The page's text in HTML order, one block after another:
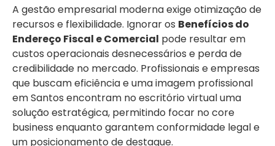
A gestão empresarial moderna exige otimização de
recursos e flexibilidade. Ignorar os Benefícios do
Endereço Fiscal e Comercial pode resultar em
custos operacionais desnecessários e perda de
credibilidade no mercado. Profissionais e empresas
que buscam eficiência e uma imagem profissional
em Santos encontram no escritório virtual uma
solução estratégica, permitindo focar no core
business enquanto garantem conformidade legal e
um posicionamento de destaque.